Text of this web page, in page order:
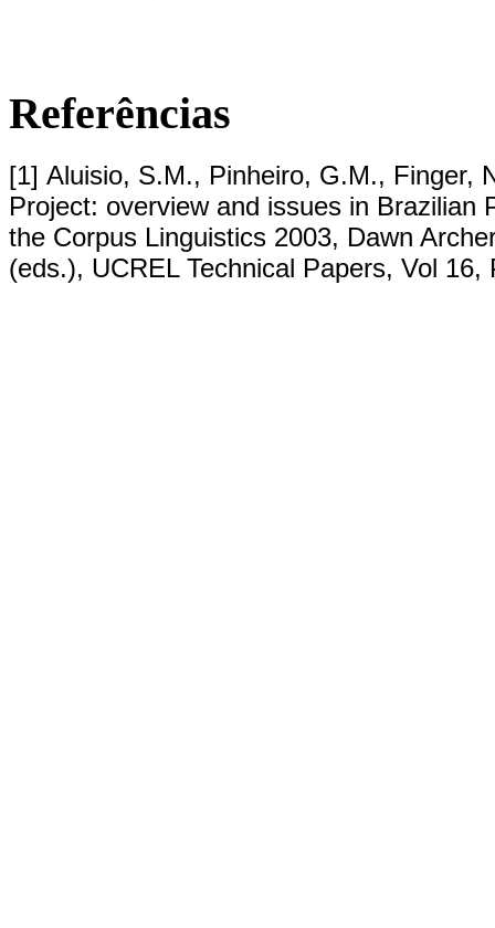
Referências
[1] Aluisio, S.M., Pinheiro, G.M., Finger,
Project: overview and issues in Brazilian
the Corpus Linguistics 2003, Dawn
(eds.), UCREL Technical Papers, Vol